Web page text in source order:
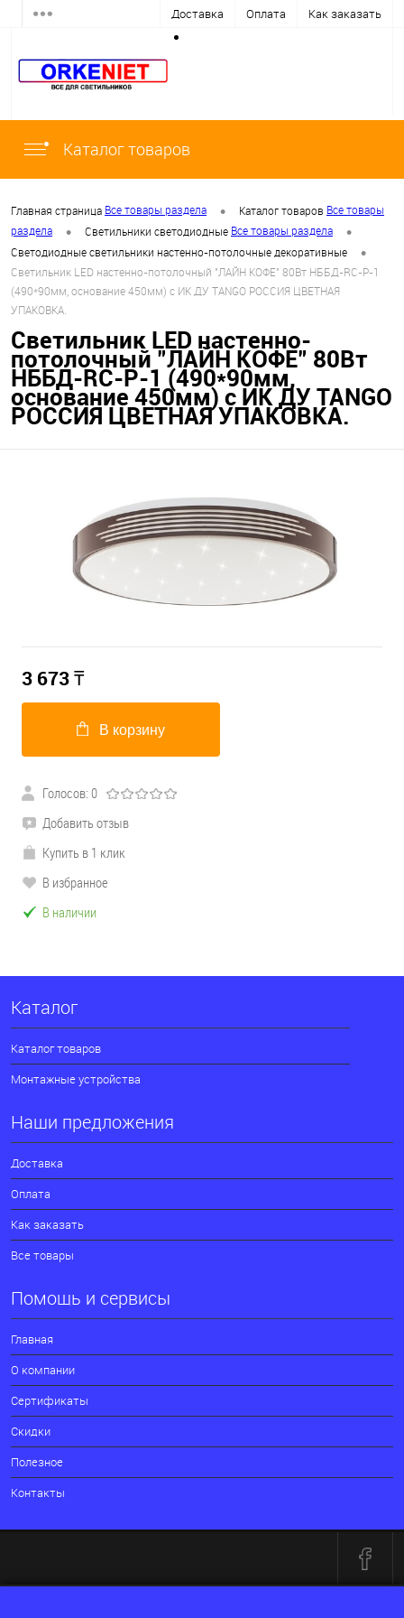
Доставка Оплата Как заказать
Каталог товаров
Главная страница Все товары раздела • Каталог товаров Все товары
раздела
• Светильники светодиодные Все товары раздела •
Светодиодные светильники настенно-потолочные декоративные •
Светильник LED настенно-потолочный "ЛАЙН КОФЕ" 80Вт НББД-RC-Р-1
(490*90мм, основание 450мм) с ИК ДУ TANGO РОССИЯ ЦВЕТНАЯ
УПАКОВКА.
Светильник LED настенно-
потолочный "ЛАЙН КОФЕ" 80Вт
НББД-RC-Р-1 (490*90мм,
основание 450мм) с ИК ДУ TANGO
РОССИЯ ЦВЕТНАЯ УПАКОВКА.
3 673₸
В корзину
Голосов: 0
Добавить отзыв
Купить в 1 клик
В избранное
В наличии
Каталог
Каталог товаров
Монтажные устройства
Наши предложения
Доставка
Оплата
Как заказать
Все товары
Помощь и сервисы
Главная
О компании
Сертификаты
Скидки
Полезное
Контакты